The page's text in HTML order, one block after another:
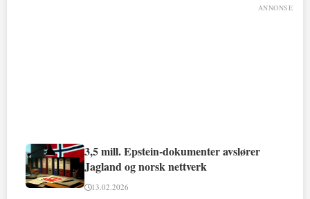
ANNONSE
3,5 mill. Epstein-dokumenter avslører
Jagland og norsk nettverk
13.02.2026